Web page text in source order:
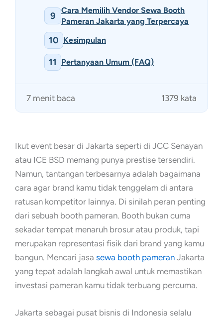
9
Cara Memilih Vendor Sewa Booth
Pameran Jakarta yang Terpercaya
10 Kesimpulan
11 Pertanyaan Umum (FAQ)
7 menit baca 1379 kata
Ikut event besar di Jakarta seperti di JCC Senayan
atau ICE BSD memang punya prestise tersendiri.
Namun, tantangan terbesarnya adalah bagaimana
cara agar brand kamu tidak tenggelam di antara
ratusan kompetitor lainnya. Di sinilah peran penting
dari sebuah booth pameran. Booth bukan cuma
sekadar tempat menaruh brosur atau produk, tapi
merupakan representasi fisik dari brand yang kamu
bangun. Mencari jasa sewa booth pameran Jakarta
yang tepat adalah langkah awal untuk memastikan
investasi pameran kamu tidak terbuang percuma.
Jakarta sebagai pusat bisnis di Indonesia selalu